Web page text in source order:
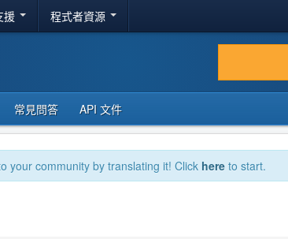
援 程式者資源
常見問答 API 文件
your community by translating it! Click here to start.